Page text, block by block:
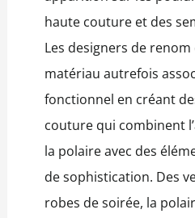
haute couture et des
Les designers de
matériau autrefois
fonctionnel en créant
couture qui combinent
la polaire avec des
de sophistication. Des
robes de soirée, la